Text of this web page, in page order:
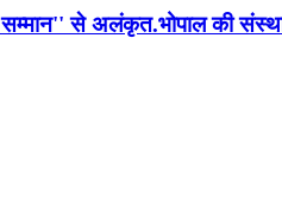
से अलंकृत.भोपाल की संस्था